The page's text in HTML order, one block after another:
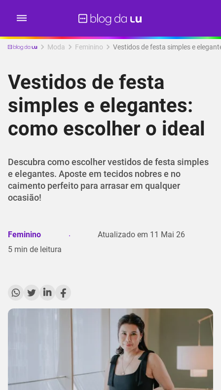
Moda Feminino Vestidos de festa simples e
Vestidos de festa
simples e elegantes:
como escolher o ideal
Descubra como escolher vestidos de festa simples
e elegantes. Aposte em tecidos nobres e no
caimento perfeito para arrasar em qualquer
ocasião!
Feminino Atualizado em 11 Mai 26
5 min de leitura